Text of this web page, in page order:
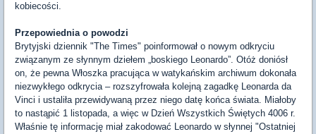
kobiecości.
Przepowiednia o powodzi
Brytyjski dziennik "The Times" poinformował o nowym odkryciu
związanym ze słynnym dziełem „boskiego Leonardo”. Otóż doniósł
on, że pewna Włoszka pracująca w watykańskim archiwum dokonała
niezwykłego odkrycia – rozszyfrowała kolejną zagadkę Leonarda da
Vinci i ustaliła przewidywaną przez niego datę końca świata. Miałoby
to nastąpić 1 listopada, a więc w Dzień Wszystkich Świętych 4006 r.
Właśnie tę informację miał zakodować Leonardo w słynnej "Ostatniej